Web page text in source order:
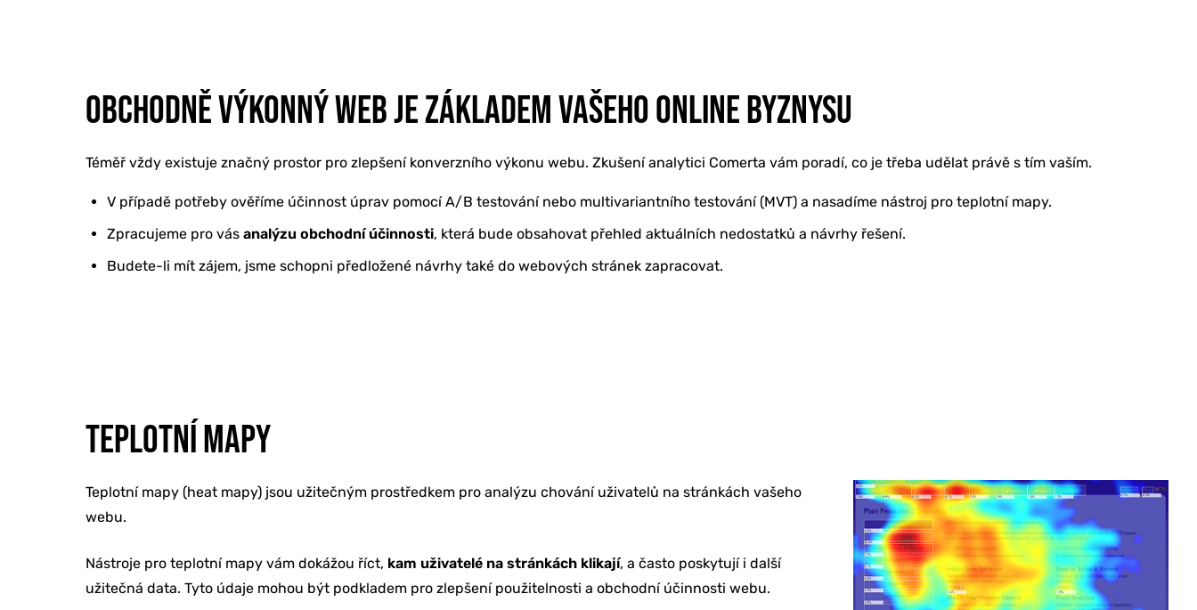
O NÁS
KONTAKTY
OBCHODNĚ VÝKONNÝ WEB JE ZÁKLADEM VAŠEHO ONLINE BYZNYSU
Téměř vždy existuje značný prostor pro zlepšení konverzního výkonu webu. Zkušení analytici Comerta vám poradí, co je třeba udělat právě s tím vaším.
V případě potřeby ověříme účinnost úprav pomocí A/B testování nebo multivariantního testování (MVT) a nasadíme nástroj pro teplotní mapy.
Zpracujeme pro vás analýzu obchodní účinnosti, která bude obsahovat přehled aktuálních nedostatků a návrhy řešení.
Budete-li mít zájem, jsme schopni předložené návrhy také do webových stránek zapracovat.
TEPLOTNÍ MAPY
Teplotní mapy (heat mapy) jsou užitečným prostředkem pro analýzu chování uživatelů na stránkách vašeho
webu.
Nástroje pro teplotní mapy vám dokážou říct, kam uživatelé na stránkách klikají, a často poskytují i další
užitečná data. Tyto údaje mohou být podkladem pro zlepšení použitelnosti a obchodní účinnosti webu.